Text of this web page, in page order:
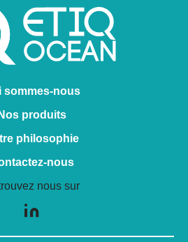
sommes-nous
Nos produits
philosophie
nous
nous sur